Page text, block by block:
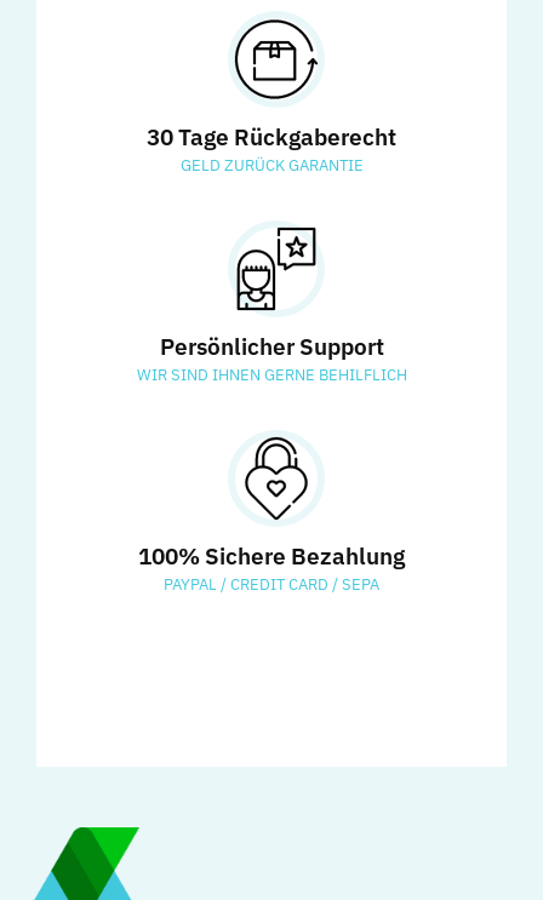
30 Tage Rückgaberecht
GELD ZURÜCK GARANTIE
Persönlicher Support
WIR SIND IHNEN GERNE BEHILFLICH
100% Sichere Bezahlung
PAYPAL / CREDIT CARD / SEPA